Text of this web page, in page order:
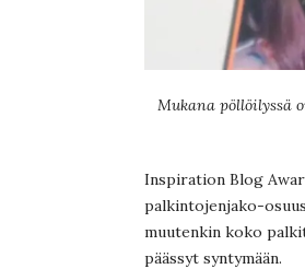
Mukana pöllöilyssä
Inspiration Blog
palkintojenjako-
muutenkin koko
päässyt syntymään.